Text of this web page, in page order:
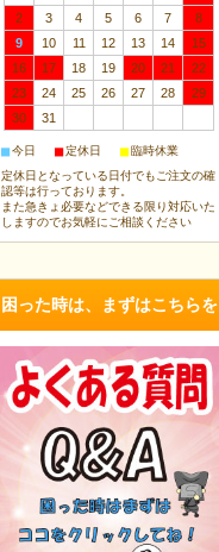
2
3 4 5 6 7
8
9
10 11 12 13 14
15
16
17 18 19 20 21
22
23
24 25 26 27 28
29
30
31
■今日 ■定休日 ■臨時休業
定休日となっている日付でもご注文の確
認等は行っております。
また急きょ必要などできる限り対応いた
しますのでお気軽にご相談ください
困った時は、まずはこちらを